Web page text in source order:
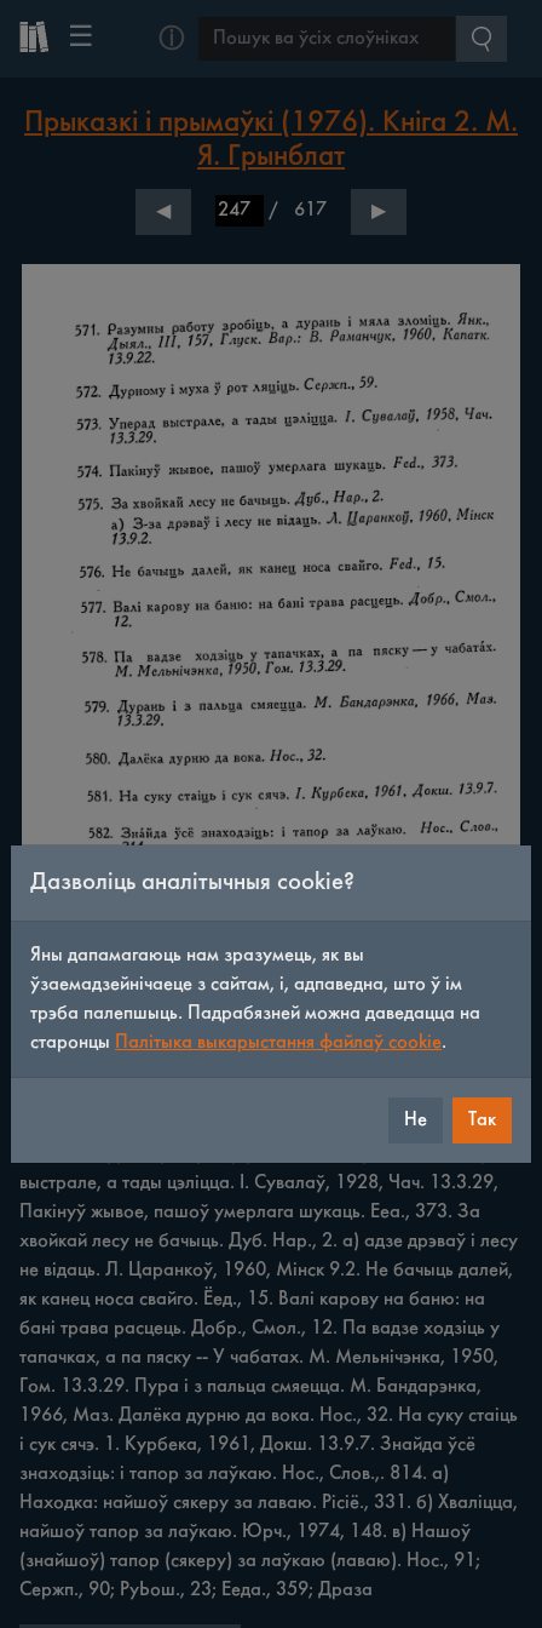
☰ ⓘ
Прыказкі і прымаўкі (1976). Кніга 2. М.
Я. Грынблат
◀ / 617 ▶
Разумны работу зробіць, а дурань і мяла зломіць. Янк.,
Дыял., ПІ, 197, Глуск. Вар.: В. Раманчук, 1960, Капатк.
выстрале, а тады цэліцца. І. Сувалаў, 1928, Чач. 13.3.29,
Пакінуў жывое, пашоў умерлага шукаць. Ееа., 373. За
хвойкай лесу не бачыць. Дуб. Нар., 2. а) адзе дрэваў і лесу
не відаць. Л. Царанкоў, 1960, Мінск 9.2. Не бачыць далей,
як канец носа свайго. Ёед., 15. Валі карову на баню: на
бані трава расцець. Добр., Смол., 12. Па вадзе ходзіць у
тапачках, а па пяску -- У чабатах. М. Мельнічэнка, 1950,
Гом. 13.3.29. Пура і з пальца смяецца. М. Бандарэнка,
1966, Маз. Далёка дурню да вока. Нос., 32. На суку стаіць
і сук сячэ. 1. Курбека, 1961, Докш. 13.9.7. Знайда ўсё
знаходзіць: і тапор за лаўкаю. Нос., Слов.,. 814. а)
Находка: найшоў сякеру за лаваю. Рісіё., 331. б) Хваліцца,
найшоў тапор за лаўкаю. Юрч., 1974, 148. в) Нашоў
(знайшоў) тапор (сякеру) за лаўкаю (лаваю). Нос., 91;
Сержп., 90; РуЬош., 23; Ееда., 359; Драза
Дазволіць аналітычныя cookie?
Яны дапамагаюць нам зразумець, як вы
ўзаемадзейнічаеце з сайтам, і, адпаведна, што ў ім
трэба палепшыць. Падрабязней можна даведацца на
старонцы Палітыка выкарыстання файлаў cookie.
Не Так